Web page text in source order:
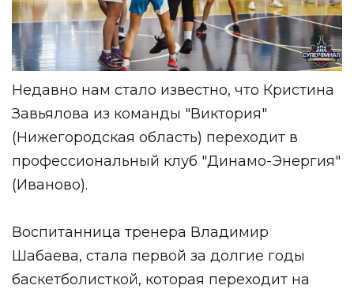
Недавно нам стало известно, что Кристина
Завьялова из команды "Виктория"
(Нижегородская область) переходит в
профессиональный клуб "Динамо-Энергия"
(Иваново).
Воспитанница тренера Владимир
Шабаева, стала первой за долгие годы
баскетболисткой, которая переходит на